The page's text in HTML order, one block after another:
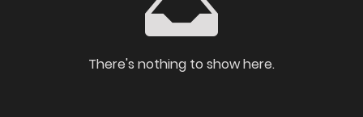
There's nothing to show here.